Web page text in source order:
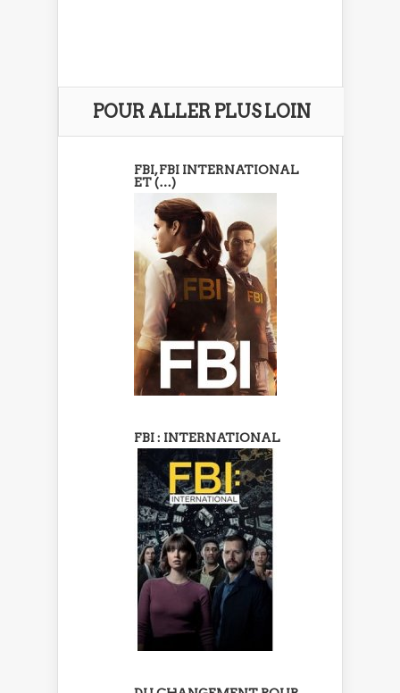
POUR ALLER PLUS LOIN
FBI, FBI INTERNATIONAL
ET (…)
FBI : INTERNATIONAL